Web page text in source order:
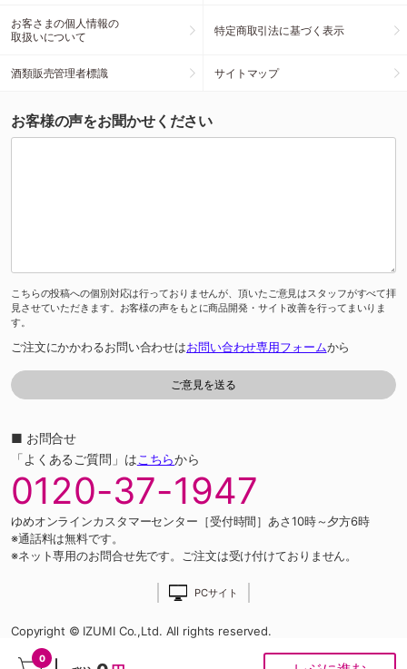
0
お客さまの個人情報の
取扱いについて
特定商取引法に基づく表示
酒類販売管理者標識 サイトマップ
お客様の声をお聞かせください
こちらの投稿への個別対応は行っておりませんが、頂いたご意見はスタッフがすべて拝
見させていただきます。お客様の声をもとに商品開発・サイト改善を行ってまいりま
す。
ご注文にかかわるお問い合わせはお問い合わせ専用フォームから
■ お問合せ
「よくあるご質問」はこちらから
0120-37-1947
ゆめオンラインカスタマーセンター［受付時間］あさ10時～夕方6時
※通話料は無料です。
※ネット専用のお問合せ先です。ご注文は受け付けておりません。
PCサイト
Copyright © IZUMI Co.,Ltd. All rights reserved.